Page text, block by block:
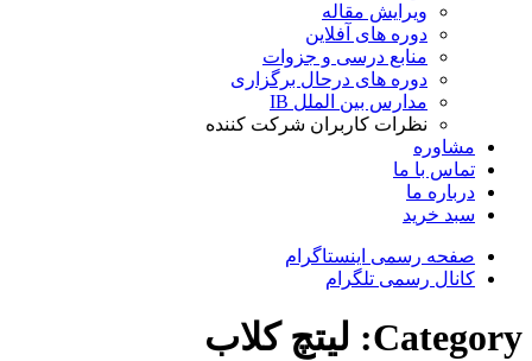
ویرایش مقاله
دوره های آفلاین
منابع درسی و جزوات
دوره های درحال برگزاری
مدارس بین الملل IB
نظرات کاربران شرکت کننده
مشاوره
تماس با ما
درباره ما
سبد خرید
صفحه رسمی اینستاگرام
کانال رسمی تلگرام
Category: لیتچ کلاب